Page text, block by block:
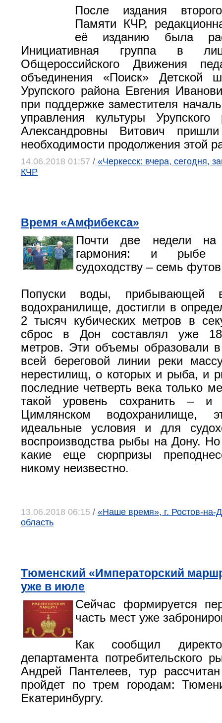
После издания
Памяти КЧР,
её изданию была
Инициативная группа в
Общероссийского Движения
объединения «Поиск» Детской
Урупского района Евгения
при поддержке заместителя
управления культуры
Александровны Витович
необходимости продолжения этой
14.06.2018 01:57 / «Черкесск: вчера, сегодня,
КЧР
Время «Амфибекса»
Почти две недели
гармония: и рыбе
судоходству – семь
Попуски воды, прибывающей
водохранилище, достигли в
2 тысяч кубических метров в
сброс в Дон составлял уже
метров. Эти объемы образовали
всей береговой линии реки
нерестилищ, о которых и рыба, и
последние четверть века только
такой уровень сохранить –
Цимлянском
идеальные условия и для
воспроизводства рыбы на Дону.
какие еще сюрпризы
никому неизвестно.
13.06.2018 06:15 / «Наше время», г. Ростов-на-
область
Тюменский «Императорский
уже в июле
Сейчас формируется
часть мест уже
Как сообщил
департамента потребительского
Андрей Пантелеев, тур
пройдет по трем городам:
Екатеринбургу.